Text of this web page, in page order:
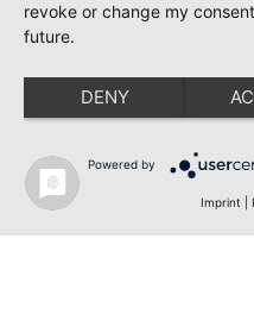
revoke or change my
future.
DENY
Powered by
Imprint